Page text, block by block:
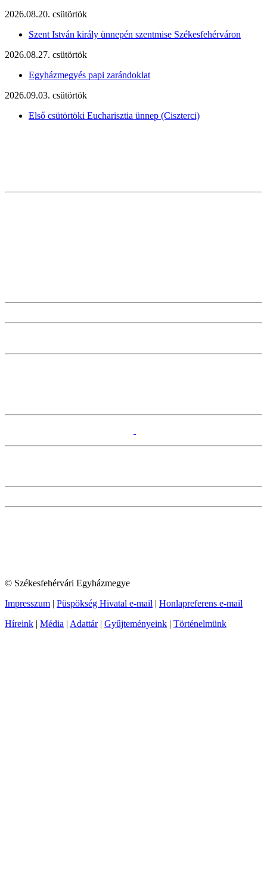
2026.08.20. csütörtök
Szent István király ünnepén szentmise Székesfehérváron
2026.08.27. csütörtök
Egyházmegyés papi zarándoklat
2026.09.03. csütörtök
Első csütörtöki Eucharisztia ünnep (Ciszterci)
© Székesfehérvári Egyházmegye
Impresszum | Püspökség Hivatal e-mail | Honlapreferens e-mail
Híreink | Média | Adattár| Gyűjteményeink | Történelmünk